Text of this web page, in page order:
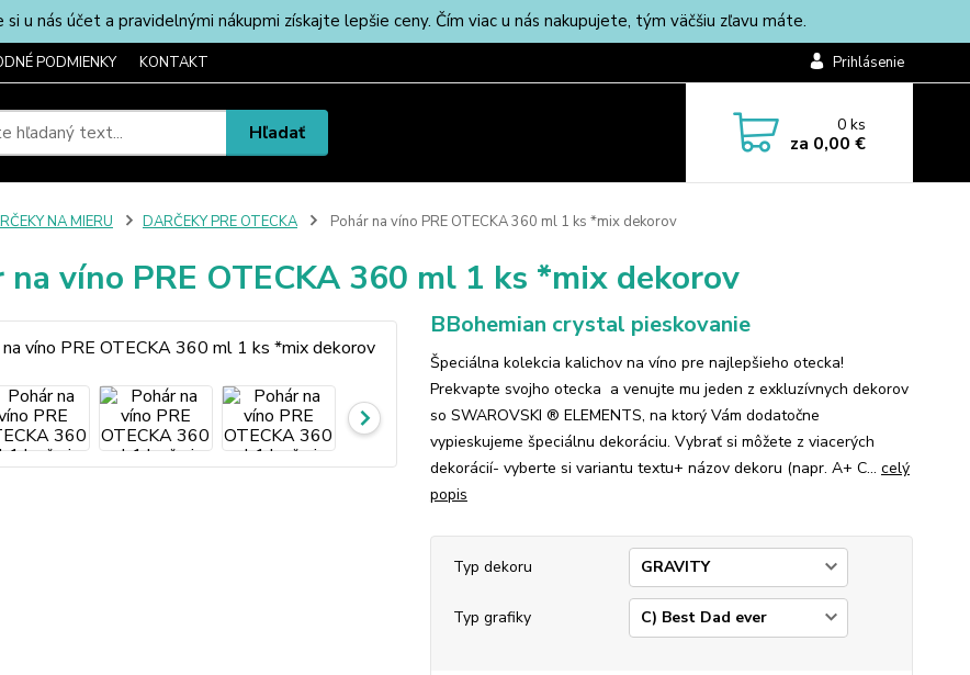
u nás účet a pravidelnými nákupmi získajte lepšie ceny. Čím viac u nás nakupujete, tým väčšiu zľavu máte.
PODMIENKY KONTAKT Prihlásenie
Hľadať 0ks
za 0,00 €
NA MIERU DARČEKY PRE OTECKA Pohár na víno PRE OTECKA 360 ml 1 ks *mix dekorov
na víno PRE OTECKA 360 ml 1 ks *mix dekorov
BBohemian crystal pieskovanie
Špeciálna kolekcia kalichov na víno pre najlepšieho otecka!
Prekvapte svojho otecka a venujte mu jeden z exkluzívnych dekorov
so SWAROVSKI ® ELEMENTS, na ktorý Vám dodatočne
vypieskujeme špeciálnu dekoráciu. Vybrať si môžete z viacerých
dekorácií- vyberte si variantu textu+ názov dekoru (napr. A+ C... celý
popis
Typ dekoru
Typ grafiky